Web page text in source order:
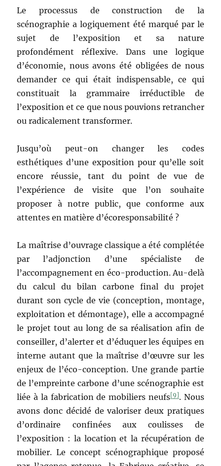
Le processus de construction de la
scénographie a logiquement été marqué par le
sujet de l’exposition et sa nature
profondément réflexive. Dans une logique
d’économie, nous avons été obligées de nous
demander ce qui était indispensable, ce qui
constituait la grammaire irréductible de
l’exposition et ce que nous pouvions retrancher
ou radicalement transformer.
Jusqu’où peut-on changer les codes
esthétiques d’une exposition pour qu’elle soit
encore réussie, tant du point de vue de
l’expérience de visite que l’on souhaite
proposer à notre public, que conforme aux
attentes en matière d’écoresponsabilité ?
La maîtrise d’ouvrage classique a été complétée
par l’adjonction d’une spécialiste de
l’accompagnement en éco-production. Au-delà
du calcul du bilan carbone final du projet
durant son cycle de vie (conception, montage,
exploitation et démontage), elle a accompagné
le projet tout au long de sa réalisation afin de
conseiller, d’alerter et d’éduquer les équipes en
interne autant que la maîtrise d’œuvre sur les
enjeux de l’éco-conception. Une grande partie
de l’empreinte carbone d’une scénographie est
liée à la fabrication de mobiliers neufs[9]. Nous
avons donc décidé de valoriser deux pratiques
d’ordinaire confinées aux coulisses de
l’exposition : la location et la récupération de
mobilier. Le concept scénographique proposé